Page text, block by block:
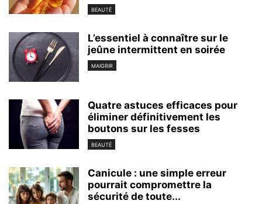
BEAUTÉ
L’essentiel à connaître sur le
jeûne intermittent en soirée
MAIGRIR
Quatre astuces efficaces pour
éliminer définitivement les
boutons sur les fesses
BEAUTÉ
Canicule : une simple erreur
pourrait compromettre la
sécurité de toute...